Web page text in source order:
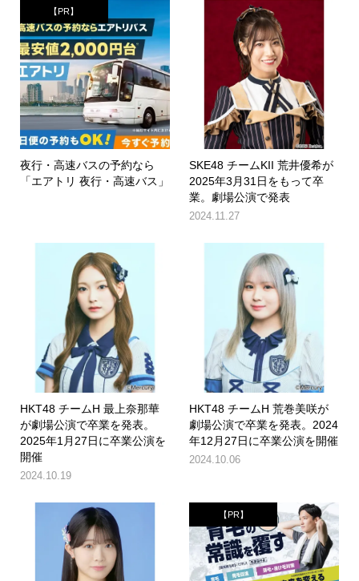
【PR】
夜行・高速バスの予約なら
「エアトリ 夜行・高速バス」
SKE48 チームKII 荒井優希が
2025年3月31日をもって卒
業。劇場公演で発表
2024.11.27
HKT48 チームH 最上奈那華
が劇場公演で卒業を発表。
2025年1月27日に卒業公演を
開催
2024.10.19
HKT48 チームH 荒巻美咲が
劇場公演で卒業を発表。2024
年12月27日に卒業公演を開催
2024.10.06
【PR】